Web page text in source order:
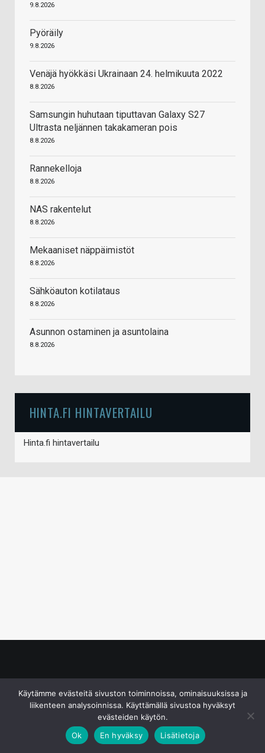
9.8.2026
Pyöräily
9.8.2026
Venäjä hyökkäsi Ukrainaan 24. helmikuuta 2022
8.8.2026
Samsungin huhutaan tiputtavan Galaxy S27
Ultrasta neljännen takakameran pois
8.8.2026
Rannekelloja
8.8.2026
NAS rakentelut
8.8.2026
Mekaaniset näppäimistöt
8.8.2026
Sähköauton kotilataus
8.8.2026
Asunnon ostaminen ja asuntolaina
8.8.2026
HINTA.FI HINTAVERTAILU
Hinta.fi hintavertailu
Käytämme evästeitä sivuston toiminnoissa, ominaisuuksissa ja
liikenteen analysoinnissa. Käyttämällä sivustoa hyväksyt
evästeiden käytön.
Ok
En hyväksy Lisätietoja